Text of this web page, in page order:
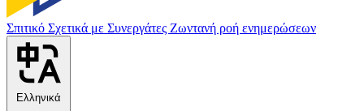
Σπιτικό Σχετικά με Συνεργάτες Ζωντανή ροή ενημερώσεων
Ελληνικά